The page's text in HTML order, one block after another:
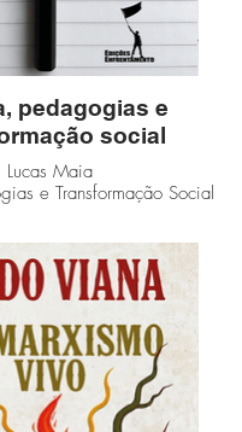
pedagogias e
social
Lucas Maia
e Transformação Social